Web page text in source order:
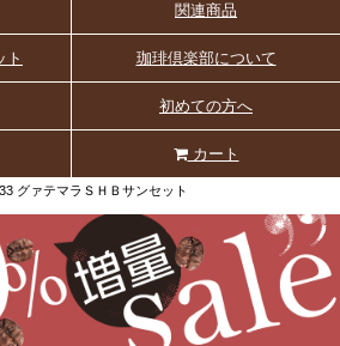
関連商品
ト 珈琲倶楽部について
初めての方へ
カート
33 グァテマラＳＨＢサンセット